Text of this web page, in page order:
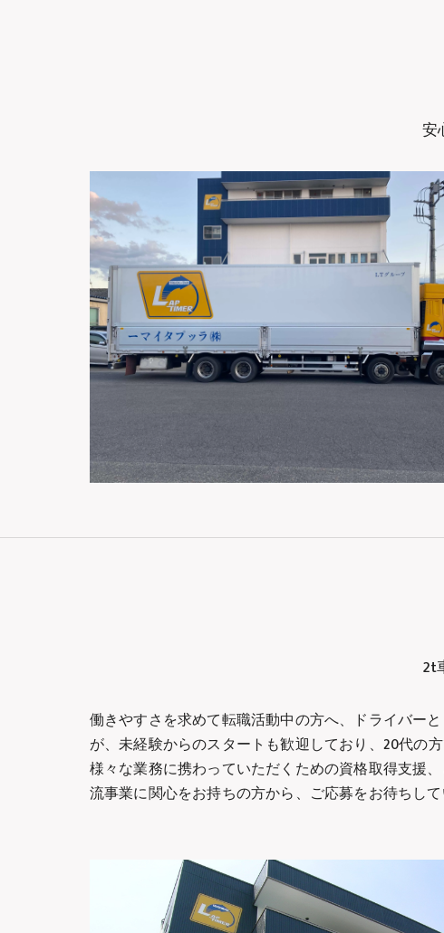
安
2t
働きやすさを求めて転職活動中の方へ、ドライバー
が、未経験からのスタートも歓迎しており、20代の
様々な業務に携わっていただくための資格取得支援
流事業に関心をお持ちの方から、ご応募をお待ちして